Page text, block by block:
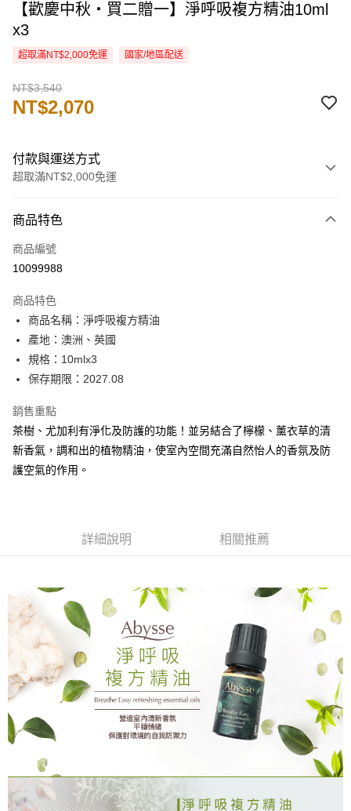
【歡慶中秋・買二贈一】淨呼吸複方精油10ml
x3
超取滿NT$2,000免運 國家/地區配送
NT$3,540
NT$2,070
付款與運送方式
超取滿NT$2,000免運
信用卡一次付款
信用卡分期付款
合作金庫商業銀行
華南商業銀行
上海商業儲蓄銀行
國泰世華商業銀行
臺灣中小企業銀行
聯邦商業銀行
元大商業銀行
永豐商業銀行
台新國際商業銀行
中國信託商業銀行
台灣樂天信用卡公司
6 期 0 利率 每期
華南商業銀行
上海商業儲蓄銀行
國泰世華商業銀行
匯豐（台灣）商業銀行
聯邦商業銀行
遠東國際商業銀行
元大商業銀行
永豐商業銀行
玉山商業銀行
超商取貨付款
LINE Pay
街口支付
悠遊付
全家取貨付款
每筆NT$80，滿NT$2,000(含以上)免運費
付款後全家取貨
每筆NT$80，滿NT$2,000(含以上)免運費
7-11取貨付款
每筆NT$80，滿NT$2,000(含以上)免運費
每筆NT$80，滿NT$2,000(含以上)免運費
新竹貨運
商品特色
商品編號
10099988
商品特色
商品名稱：淨呼吸複方精油
產地：澳洲、英國
規格：10mlx3
保存期限：2027.08
銷售重點
茶樹、尤加利有淨化及防護的功能！並另結合了檸檬、薰衣草的清
新香氣，調和出的植物精油，使室內空間充滿自然怡人的香氛及防
護空氣的作用。
詳細說明 相關推薦